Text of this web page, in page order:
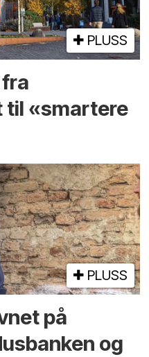
PLUSS
til «smartere
PLUSS
på
og